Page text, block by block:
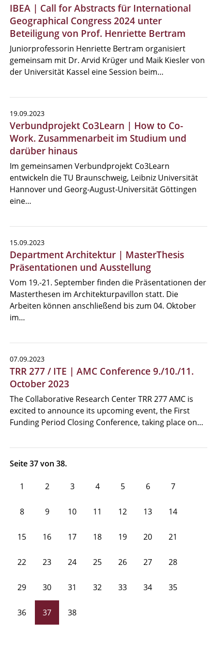
IBEA | Call for Abstracts für International
Geographical Congress 2024 unter
Beteiligung von Prof. Henriette Bertram
Juniorprofessorin Henriette Bertram organisiert
gemeinsam mit Dr. Arvid Krüger und Maik Kiesler von
der Universität Kassel eine Session beim…
19.09.2023
Verbundprojekt Co3Learn | How to Co-
Work. Zusammenarbeit im Studium und
darüber hinaus
Im gemeinsamen Verbundprojekt Co3Learn
entwickeln die TU Braunschweig, Leibniz Universität
Hannover und Georg-August-Universität Göttingen
eine…
15.09.2023
Department Architektur | MasterThesis
Präsentationen und Ausstellung
Vom 19.-21. September finden die Präsentationen der
Masterthesen im Architekturpavillon statt. Die
Arbeiten können anschließend bis zum 04. Oktober
im…
07.09.2023
TRR 277 / ITE | AMC Conference 9./10./11.
October 2023
The Collaborative Research Center TRR 277 AMC is
excited to announce its upcoming event, the First
Funding Period Closing Conference, taking place on…
Seite 37 von 38.
1 2 3 4 5 6 7
8 9 10 11 12 13 14
15 16 17 18 19 20 21
22 23 24 25 26 27 28
29 30 31 32 33 34 35
36 37 38